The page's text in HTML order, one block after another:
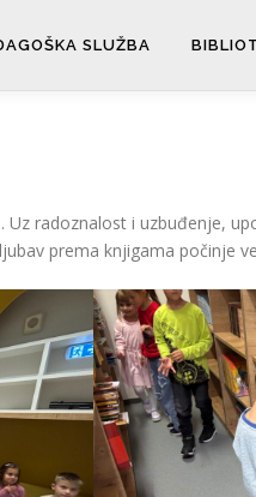
SLUŽBA
radoznalost i uzbuđenje,
prema knjigama počinje